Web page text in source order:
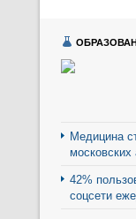
Медицина
московских
42%
соцсети